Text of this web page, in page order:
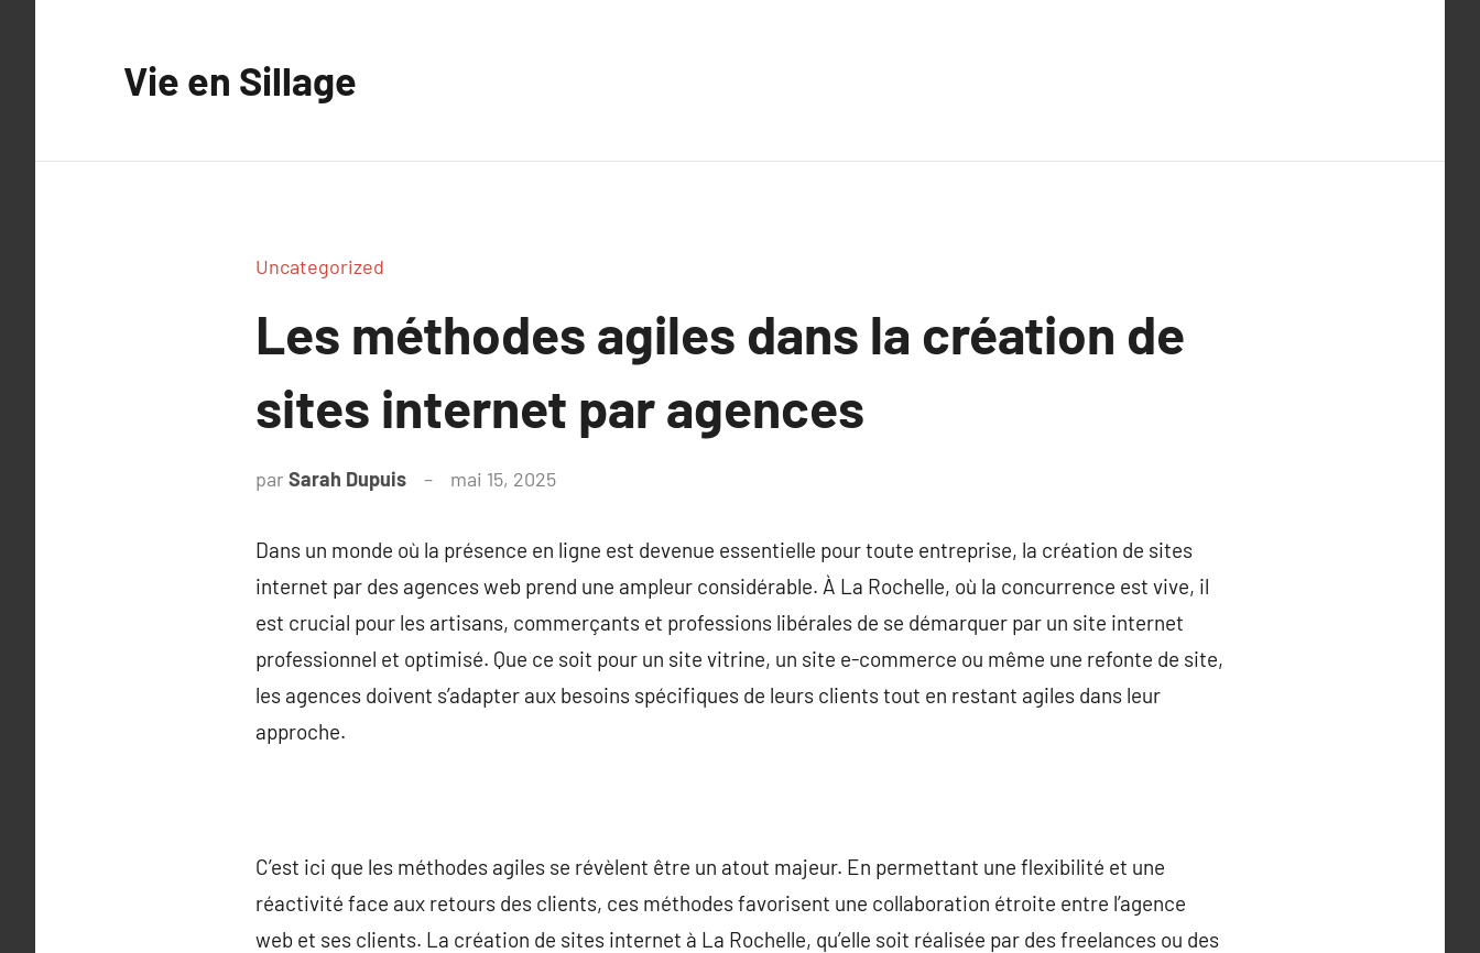
Vie en Sillage
Uncategorized
Les méthodes agiles dans la création de
sites internet par agences
par Sarah Dupuis mai 15, 2025
Dans un monde où la présence en ligne est devenue essentielle pour toute entreprise, la création de sites
internet par des agences web prend une ampleur considérable. À La Rochelle, où la concurrence est vive, il
est crucial pour les artisans, commerçants et professions libérales de se démarquer par un site internet
professionnel et optimisé. Que ce soit pour un site vitrine, un site e-commerce ou même une refonte de site,
les agences doivent s’adapter aux besoins spécifiques de leurs clients tout en restant agiles dans leur
approche.
C’est ici que les méthodes agiles se révèlent être un atout majeur. En permettant une flexibilité et une
réactivité face aux retours des clients, ces méthodes favorisent une collaboration étroite entre l’agence
web et ses clients. La création de sites internet à La Rochelle, qu’elle soit réalisée par des freelances ou des